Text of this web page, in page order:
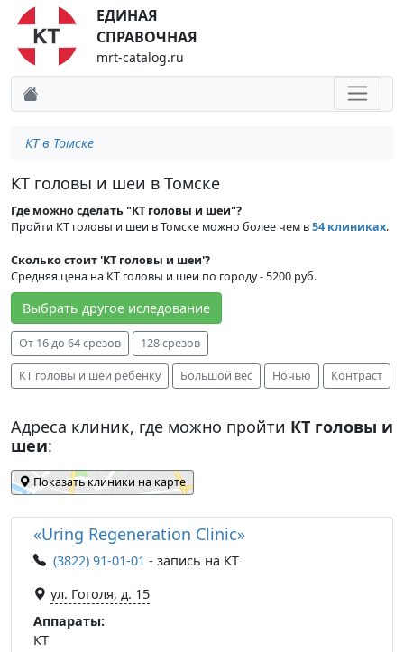
ЕДИНАЯ
СПРАВОЧНАЯ
mrt-catalog.ru
КТ в Томске
КТ головы и шеи в Томске
Где можно сделать "КТ головы и шеи"?
Пройти КТ головы и шеи в Томске можно более чем в54 клиниках.
Сколько стоит 'КТ головы и шеи'?
Средняя цена на КТ головы и шеи по городу - 5200 руб.
Выбрать другое иследование
От 16 до 64 срезов 128 срезов
КТ головы и шеи ребенку Большой вес Ночью Контраст
Адреса клиник, где можно пройти КТ головы и
шеи:
Показать клиники на карте
«Uring Regeneration Clinic»
(3822) 91-01-01 - запись на КТ
ул. Гоголя, д. 15
Аппараты:
КТ